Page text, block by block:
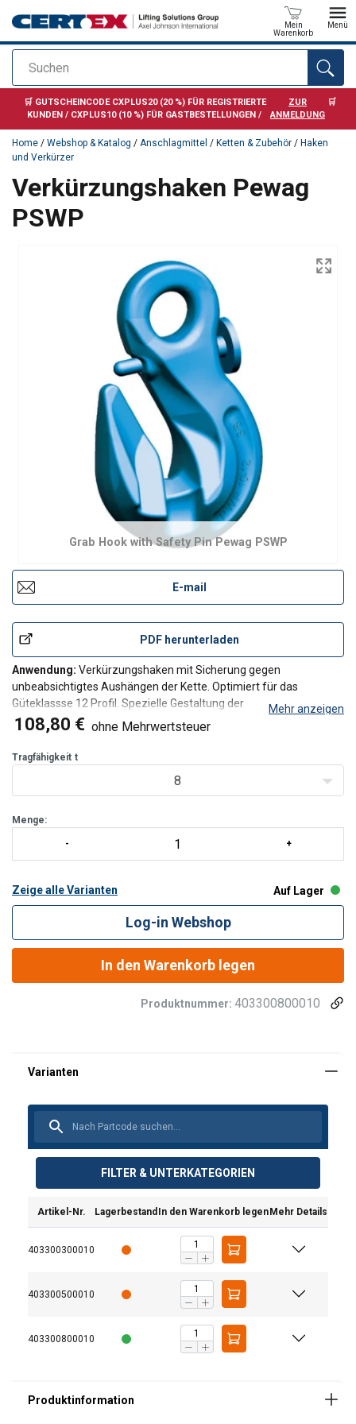
Suchen
Mein
Warenkorb
Menü
Anfragen
🛒 GUTSCHEINCODE CXPLUS20 (20 %) FÜR REGISTRIERTE
KUNDEN / CXPLUS10 (10 %) FÜR GASTBESTELLUNGEN /
ZUR
ANMELDUNG
🛒
Home / Webshop & Katalog / Anschlagmittel / Ketten & Zubehör / Haken
und Verkürzer
Verkürzungshaken Pewag
PSWP
Grab Hook with Safety Pin Pewag PSWP
E-mail
PDF herunterladen
Anwendung: Verkürzungshaken mit Sicherung gegen
unbeabsichtigtes Aushängen der Kette. Optimiert für das
Güteklassse 12 Profil. Spezielle Gestaltung der
Kettenauflagefläche für ein optimales Zusammenspiel von Kette
und Haken.
Mehr anzeigen
108,80 € ohne Mehrwertsteuer
Tragfähigkeit t
8
Menge:
Zeige alle Varianten Auf Lager
Log-in Webshop
In den Warenkorb legen
Produktnummer: 403300800010
FILTER & UNTERKATEGORIEN
Artikel-Nr. Lagerbestand In den Warenkorb legen Mehr Details
403300300010
403300500010
403300800010
Material:
Kennzeichnung:
Oberfläche: